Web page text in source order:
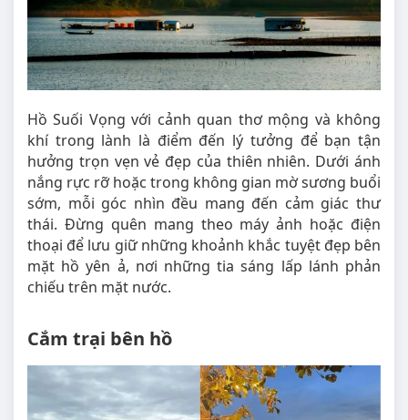
Hồ Suối Vọng với cảnh quan thơ mộng và không
khí trong lành là điểm đến lý tưởng để bạn tận
hưởng trọn vẹn vẻ đẹp của thiên nhiên. Dưới ánh
nắng rực rỡ hoặc trong không gian mờ sương buổi
sớm, mỗi góc nhìn đều mang đến cảm giác thư
thái. Đừng quên mang theo máy ảnh hoặc điện
thoại để lưu giữ những khoảnh khắc tuyệt đẹp bên
mặt hồ yên ả, nơi những tia sáng lấp lánh phản
chiếu trên mặt nước.
Cắm trại bên hồ